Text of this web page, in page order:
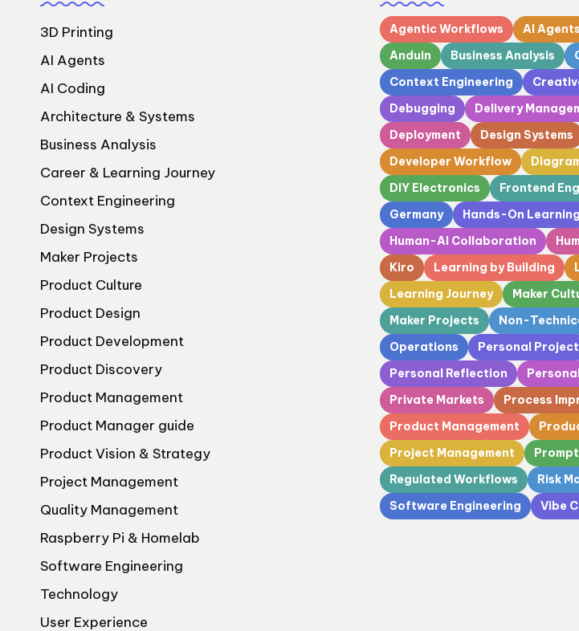
3D Printing
AI Agents
AI Coding
Architecture & Systems
Business Analysis
Career & Learning Journey
Context Engineering
Design Systems
Maker Projects
Product Culture
Product Design
Product Development
Product Discovery
Product Management
Product Manager guide
Product Vision & Strategy
Project Management
Quality Management
Raspberry Pi & Homelab
Software Engineering
Technology
User Experience
Agentic Workflows AI Agents
Anduin
Business Analysis
Context Engineering
Debugging
Delivery
Deployment
Design Systems
Developer Workflow
DIY Electronics
Frontend
Germany
Hands-On Learning
Human-AI Collaboration
Kiro
Learning by Building
Learning Journey
Maker
Maker Projects
Non-
Operations
Personal Project
Personal Reflection
Private Markets
Process
Product Management
Project Management
Regulated Workflows
Risk
Software Engineering
Vibe